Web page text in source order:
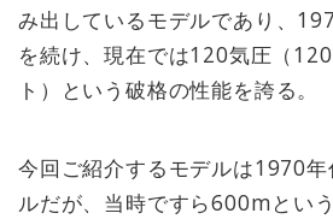
み出しているモデルであり、
を続け、現在では120気圧（
ト）という破格の性能を誇る。
今回ご紹介するモデルは1970
ルだが、当時ですら600mとい